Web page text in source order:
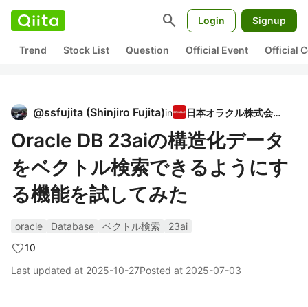
search Login Signup
Trend Stock List Question Official Event Official
@ssfujita (Shinjiro Fujita)in 日本オラクル株式会社
Oracle DB 23aiの構造化データ
をベクトル検索できるようにす
る機能を試してみた
oracle Database ベクトル検索
23ai
10
Last updated at 2025-10-27Posted at 2025-07-03